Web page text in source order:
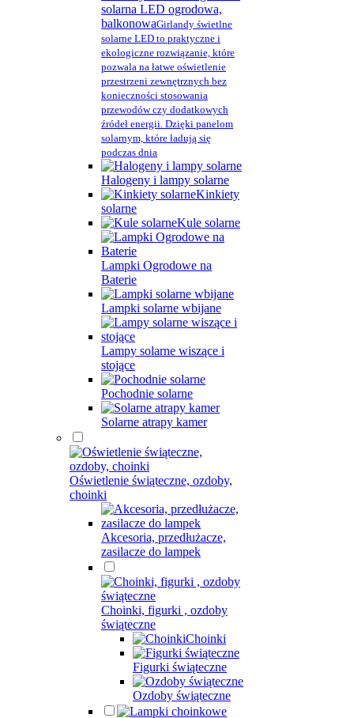
solarna LED ogrodowa,
balkonowaGirlandy świetlne
solarne LED to praktyczne i
ekologiczne rozwiązanie, które
pozwala na łatwe oświetlenie
przestrzeni zewnętrznych bez
konieczności stosowania
przewodów czy dodatkowych
źródeł energii. Dzięki panelom
solarnym, które ładują się
podczas dnia
Halogeny i lampy solarne
Kinkiety
solarne
Kule solarne
Lampki Ogrodowe na
Baterie
Lampki solarne wbijane
Lampy solarne wiszące i
stojące
Pochodnie solarne
Solarne atrapy kamer
Oświetlenie świąteczne, ozdoby,
choinki
Akcesoria, przedłużacze,
zasilacze do lampek
Choinki, figurki , ozdoby
świąteczne
Choinki
Figurki świąteczne
Ozdoby świąteczne